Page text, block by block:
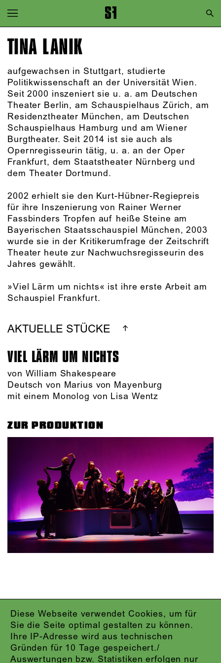
Zur Hauptnavigation springen
Zum Hauptinhalt springen
Diese Webseite verwendet Cookies, um für
Sie die Seite optimal gestalten zu können.
Ihre IP-Adresse wird aus technischen
Gründen für 10 Tage gespeichert./
Auswertungen bzw. Statistiken erfolgen nur
TINA LANIK
aufgewachsen in Stuttgart, studierte
Politikwissenschaft an der Universität Wien.
Seit 2000 inszeniert sie u. a. am Deutschen
Theater Berlin, am Schauspielhaus Zürich, am
Residenztheater München, am Deutschen
Schauspielhaus Hamburg und am Wiener
Burgtheater. Seit 2014 ist sie auch als
Opernregisseurin tätig, u. a. an der Oper
Frankfurt, dem Staatstheater Nürnberg und
dem Theater Dortmund.
2002 erhielt sie den Kurt-Hübner-Regiepreis
für ihre Inszenierung von Rainer Werner
Fassbinders Tropfen auf heiße Steine am
Bayerischen Staatsschauspiel München, 2003
wurde sie in der Kritikerumfrage der Zeitschrift
Theater heute zur Nachwuchsregisseurin des
Jahres gewählt.
»Viel Lärm um nichts« ist ihre erste Arbeit am
Schauspiel Frankfurt.
AKTUELLE STÜCKE
VIEL LÄRM UM NICHTS
von William Shakespeare
Deutsch von Marius von Mayenburg
mit einem Monolog von Lisa Wentz
ZUR PRODUKTION
IMPRESSUM
DATENSCHUTZ
AGB
KONTAKT